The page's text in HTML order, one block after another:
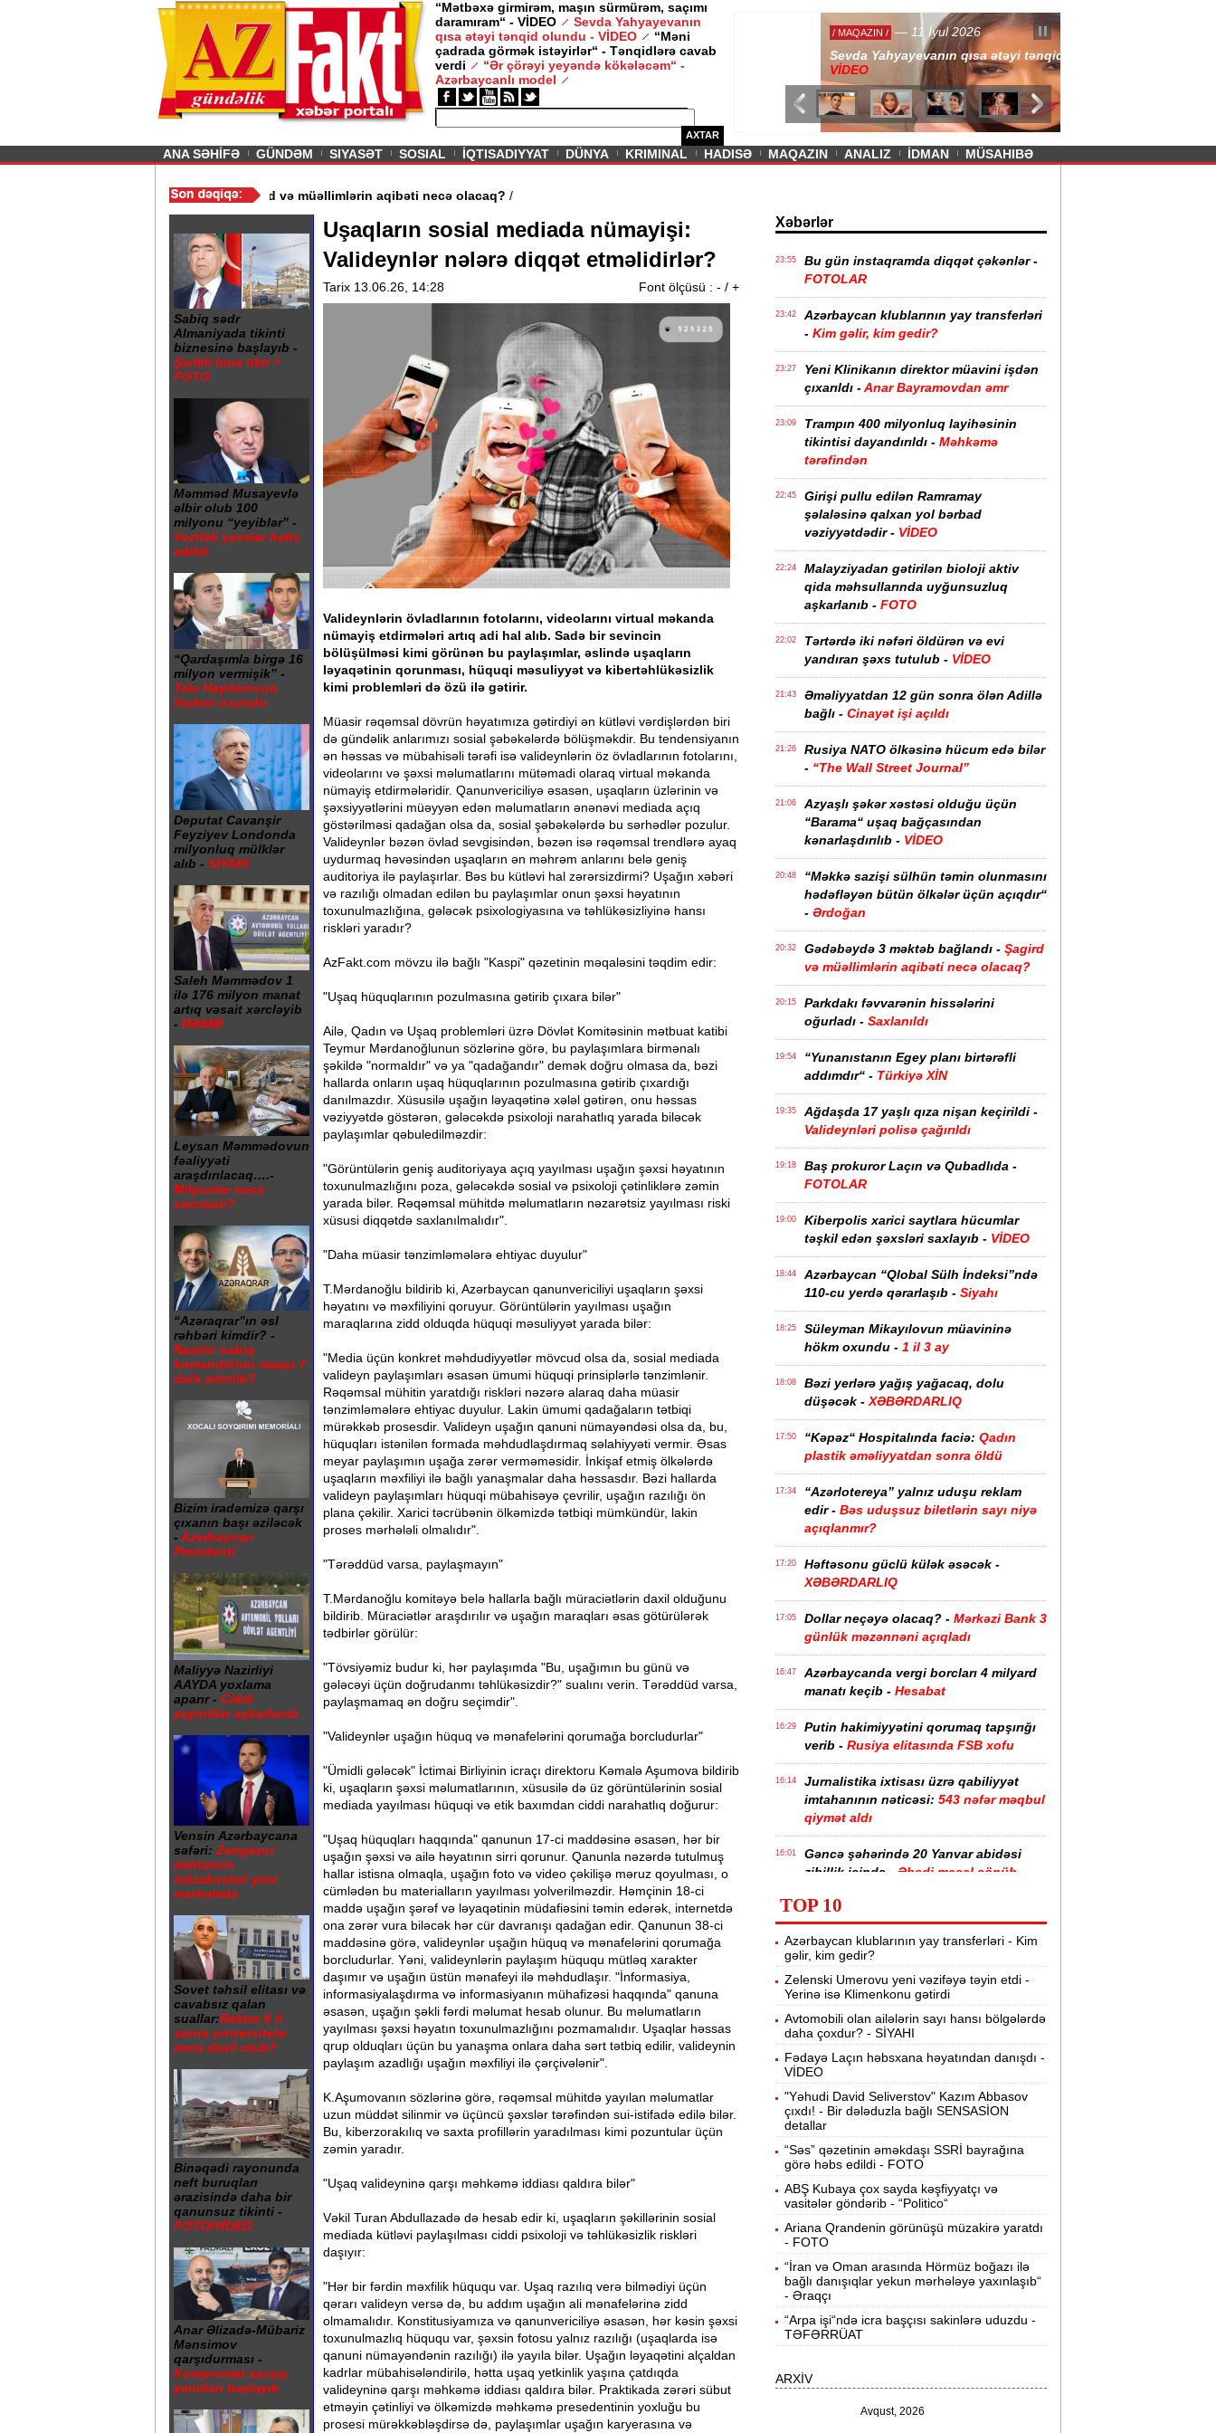
“Mətbəxə girmirəm, maşın sürmürəm, saçımı
daramıram“ - VİDEO
Sevda Yahyayevanın
qısa ətəyi tənqid olundu - VİDEO
“Məni
çadrada görmək istəyirlər“ - Tənqidlərə cavab
verdi
“Ər çörəyi yeyəndə kökələcəm“ -
Azərbaycanlı model
AXTAR
— 11 İyul 2026
Sevda Yahyayevanın qısa ətəyi tənqid olundu -
Previous
ANA SƏHİFƏ GÜNDƏM SIYASƏT SOSIAL İQTISADIYYAT DÜNYA KRIMINAL HADISƏ MAQAZIN ANALIZ İDMAN MÜSAHIBƏ
Gədəbəydə 3 məktəb bağlandı - Şagird və müəllimlərin aqibəti necə olacaq?
Sabiq sədr
Almaniyada tikinti
biznesinə başlayıb -
Şərikli bina tikir +
FOTO
Məmməd Musayevlə
əlbir olub 100
milyonu “yeyiblər” -
Vəzifəli şəxslər həbs
edildi
“Qardaşımla birgə 16
milyon vermişik” -
Tale Heydərovun
ifadəsi oxundu
Deputat Cavanşir
Feyziyev Londonda
milyonluq mülklər
alıb - SİYAHI
Saleh Məmmədov 1
ilə 176 milyon manat
artıq vəsait xərcləyib
- RƏSMİ
Leysan Məmmədovun
fəaliyyəti
araşdırılacaq….-
Milyonlar necə
xərclənir?
“Azəraqrar”ın əsl
rəhbəri kimdir? -
Nazirin sabiq
komandirinin maaşı 7
dəfə artırılıb?
Bizim iradəmizə qarşı
çıxanın başı əziləcək
- Azərbaycan
Prezidenti
Maliyyə Nazirliyi
AAYDA yoxlama
aparır - Ciddi
yeyintilər aşkarlanıb
Vensin Azərbaycana
səfəri: Zəngəzur
dəhlizinin
müzakirələri yeni
mərhələdə
Sovet təhsil elitası və
cavabsız qalan
suallar:Rektor 6 il
sonra universitetə
necə daxil olub?
Binəqədi rayonunda
neft buruqları
ərazisində daha bir
qanunsuz tikinti -
FOTO/VİDEO
Anar Əlizadə-Mübariz
Mənsimov
qarşıdurması -
Kompromat savaşı
yenidən başlayıb
Uşaqların sosial mediada nümayişi:
Valideynlər nələrə diqqət etməlidirlər?
Tarix 13.06.26, 14:28 Font ölçüsü : - / +
Valideynlərin övladlarının fotolarını, videolarını virtual məkanda
nümayiş etdirmələri artıq adi hal alıb. Sadə bir sevincin
bölüşülməsi kimi görünən bu paylaşımlar, əslində uşaqların
ləyaqətinin qorunması, hüquqi məsuliyyət və kibertəhlükəsizlik
kimi problemləri də özü ilə gətirir.
Müasir rəqəmsal dövrün həyatımıza gətirdiyi ən kütləvi vərdişlərdən biri
də gündəlik anlarımızı sosial şəbəkələrdə bölüşməkdir. Bu tendensiyanın
ən həssas və mübahisəli tərəfi isə valideynlərin öz övladlarının fotolarını,
videolarını və şəxsi məlumatlarını mütəmadi olaraq virtual məkanda
nümayiş etdirmələridir. Qanunvericiliyə əsasən, uşaqların üzlərinin və
şəxsiyyətlərini müəyyən edən məlumatların ənənəvi mediada açıq
göstərilməsi qadağan olsa da, sosial şəbəkələrdə bu sərhədlər pozulur.
Valideynlər bəzən övlad sevgisindən, bəzən isə rəqəmsal trendlərə ayaq
uydurmaq həvəsindən uşaqların ən məhrəm anlarını belə geniş
auditoriya ilə paylaşırlar. Bəs bu kütləvi hal zərərsizdirmi? Uşağın xəbəri
və razılığı olmadan edilən bu paylaşımlar onun şəxsi həyatının
toxunulmazlığına, gələcək psixologiyasına və təhlükəsizliyinə hansı
riskləri yaradır?
AzFakt.com mövzu ilə bağlı "Kaspi" qəzetinin məqaləsini təqdim edir:
"Uşaq hüquqlarının pozulmasına gətirib çıxara bilər"
Ailə, Qadın və Uşaq problemləri üzrə Dövlət Komitəsinin mətbuat katibi
Teymur Mərdanoğlunun sözlərinə görə, bu paylaşımlara birmənalı
şəkildə "normaldır" və ya "qadağandır" demək doğru olmasa da, bəzi
hallarda onların uşaq hüquqlarının pozulmasına gətirib çıxardığı
danılmazdır. Xüsusilə uşağın ləyaqətinə xələl gətirən, onu həssas
vəziyyətdə göstərən, gələcəkdə psixoloji narahatlıq yarada biləcək
paylaşımlar qəbuledilməzdir:
"Görüntülərin geniş auditoriyaya açıq yayılması uşağın şəxsi həyatının
toxunulmazlığını poza, gələcəkdə sosial və psixoloji çətinliklərə zəmin
yarada bilər. Rəqəmsal mühitdə məlumatların nəzarətsiz yayılması riski
xüsusi diqqətdə saxlanılmalıdır".
"Daha müasir tənzimləmələrə ehtiyac duyulur"
T.Mərdanoğlu bildirib ki, Azərbaycan qanunvericiliyi uşaqların şəxsi
həyatını və məxfiliyini qoruyur. Görüntülərin yayılması uşağın
maraqlarına zidd olduqda hüquqi məsuliyyət yarada bilər:
"Media üçün konkret məhdudiyyətlər mövcud olsa da, sosial mediada
valideyn paylaşımları əsasən ümumi hüquqi prinsiplərlə tənzimlənir.
Rəqəmsal mühitin yaratdığı riskləri nəzərə alaraq daha müasir
tənzimləmələrə ehtiyac duyulur. Lakin ümumi qadağaların tətbiqi
mürəkkəb prosesdir. Valideyn uşağın qanuni nümayəndəsi olsa da, bu,
hüquqları istənilən formada məhdudlaşdırmaq səlahiyyəti vermir. Əsas
meyar paylaşımın uşağa zərər verməməsidir. İnkişaf etmiş ölkələrdə
uşaqların məxfiliyi ilə bağlı yanaşmalar daha həssasdır. Bəzi hallarda
valideyn paylaşımları hüquqi mübahisəyə çevrilir, uşağın razılığı ön
plana çəkilir. Xarici təcrübənin ölkəmizdə tətbiqi mümkündür, lakin
proses mərhələli olmalıdır".
"Tərəddüd varsa, paylaşmayın"
T.Mərdanoğlu komitəyə belə hallarla bağlı müraciətlərin daxil olduğunu
bildirib. Müraciətlər araşdırılır və uşağın maraqları əsas götürülərək
tədbirlər görülür:
"Tövsiyəmiz budur ki, hər paylaşımda "Bu, uşağımın bu günü və
gələcəyi üçün doğrudanmı təhlükəsizdir?" sualını verin. Tərəddüd varsa,
paylaşmamaq ən doğru seçimdir".
"Valideynlər uşağın hüquq və mənafelərini qorumağa borcludurlar"
"Ümidli gələcək" İctimai Birliyinin icraçı direktoru Kəmalə Aşumova bildirib
ki, uşaqların şəxsi məlumatlarının, xüsusilə də üz görüntülərinin sosial
mediada yayılması hüquqi və etik baxımdan ciddi narahatlıq doğurur:
"Uşaq hüquqları haqqında" qanunun 17-ci maddəsinə əsasən, hər bir
uşağın şəxsi və ailə həyatının sirri qorunur. Qanunla nəzərdə tutulmuş
hallar istisna olmaqla, uşağın foto və video çəkilişə məruz qoyulması, o
cümlədən bu materialların yayılması yolverilməzdir. Həmçinin 18-ci
maddə uşağın şərəf və ləyaqətinin müdafiəsini təmin edərək, internetdə
ona zərər vura biləcək hər cür davranışı qadağan edir. Qanunun 38-ci
maddəsinə görə, valideynlər uşağın hüquq və mənafelərini qorumağa
borcludurlar. Yəni, valideynlərin paylaşım hüququ mütləq xarakter
daşımır və uşağın üstün mənafeyi ilə məhdudlaşır. "İnformasiya,
informasiyalaşdırma və informasiyanın mühafizəsi haqqında" qanuna
əsasən, uşağın şəkli fərdi məlumat hesab olunur. Bu məlumatların
yayılması şəxsi həyatın toxunulmazlığını pozmamalıdır. Uşaqlar həssas
qrup olduqları üçün bu yanaşma onlara daha sərt tətbiq edilir, valideynin
paylaşım azadlığı uşağın məxfiliyi ilə çərçivələnir".
K.Aşumovanın sözlərinə görə, rəqəmsal mühitdə yayılan məlumatlar
uzun müddət silinmir və üçüncü şəxslər tərəfindən sui-istifadə edilə bilər.
Bu, kiberzorakılıq və saxta profillərin yaradılması kimi pozuntular üçün
zəmin yaradır.
"Uşaq valideyninə qarşı məhkəmə iddiası qaldıra bilər"
Vəkil Turan Abdullazadə də hesab edir ki, uşaqların şəkillərinin sosial
mediada kütləvi paylaşılması ciddi psixoloji və təhlükəsizlik riskləri
daşıyır:
"Hər bir fərdin məxfilik hüququ var. Uşaq razılıq verə bilmədiyi üçün
qərarı valideyn versə də, bu addım uşağın ali mənafelərinə zidd
olmamalıdır. Konstitusiyamıza və qanunvericiliyə əsasən, hər kəsin şəxsi
toxunulmazlıq hüququ var, şəxsin fotosu yalnız razılığı (uşaqlarda isə
qanuni nümayəndənin razılığı) ilə yayıla bilər. Uşağın ləyaqətini alçaldan
kadrlar mübahisələndirilə, hətta uşaq yetkinlik yaşına çatdıqda
valideyninə qarşı məhkəmə iddiası qaldıra bilər. Praktikada zərəri sübut
etməyin çətinliyi və ölkəmizdə məhkəmə presedentinin yoxluğu bu
prosesi mürəkkəbləşdirsə də, paylaşımlar uşağın karyerasına və
Xəbərlər
23:55
Bu gün instaqramda diqqət çəkənlər -
FOTOLAR
23:42
Azərbaycan klublarının yay transferləri
- Kim gəlir, kim gedir?
23:27
Yeni Klinikanın direktor müavini işdən
çıxarıldı -Anar Bayramovdan əmr
23:09
Trampın 400 milyonluq layihəsinin
tikintisi dayandırıldı - Məhkəmə
tərəfindən
22:45
Girişi pullu edilən Ramramay
şəlaləsinə qalxan yol bərbad
vəziyyətdədir - VİDEO
22:24
Malayziyadan gətirilən bioloji aktiv
qida məhsullarında uyğunsuzluq
aşkarlanıb - FOTO
22:02
Tərtərdə iki nəfəri öldürən və evi
yandıran şəxs tutulub - VİDEO
21:43
Əməliyyatdan 12 gün sonra ölən Adillə
bağlı - Cinayət işi açıldı
21:26
Rusiya NATO ölkəsinə hücum edə bilər
- “The Wall Street Journal”
21:06
Azyaşlı şəkər xəstəsi olduğu üçün
“Barama“ uşaq bağçasından
kənarlaşdırılıb - VİDEO
20:48
“Məkkə sazişi sülhün təmin olunmasını
hədəfləyən bütün ölkələr üçün açıqdır“
- Ərdoğan
20:32 Gədəbəydə 3 məktəb bağlandı - Şagird
və müəllimlərin aqibəti necə olacaq?
20:15
Parkdakı fəvvarənin hissələrini
oğurladı - Saxlanıldı
19:54
“Yunanıstanın Egey planı birtərəfli
addımdır“ - Türkiyə XİN
19:35
Ağdaşda 17 yaşlı qıza nişan keçirildi -
Valideynləri polisə çağırıldı
19:18
Baş prokuror Laçın və Qubadlıda -
FOTOLAR
19:00
Kiberpolis xarici saytlara hücumlar
təşkil edən şəxsləri saxlayıb - VİDEO
18:44
Azərbaycan “Qlobal Sülh İndeksi”ndə
110-cu yerdə qərarlaşıb - Siyahı
18:25
Süleyman Mikayılovun müavininə
hökm oxundu - 1 il 3 ay
18:08
Bəzi yerlərə yağış yağacaq, dolu
düşəcək - XƏBƏRDARLIQ
17:50 “Kəpəz“ Hospitalında faciə: Qadın
plastik əməliyyatdan sonra öldü
17:34
“Azərlotereya” yalnız uduşu reklam
edir - Bəs uduşsuz biletlərin sayı niyə
açıqlanmır?
17:20
Həftəsonu güclü külək əsəcək -
XƏBƏRDARLIQ
17:05 Dollar neçəyə olacaq? - Mərkəzi Bank 3
günlük məzənnəni açıqladı
16:47
Azərbaycanda vergi borcları 4 milyard
manatı keçib - Hesabat
16:29
Putin hakimiyyətini qorumaq tapşırığı
verib - Rusiya elitasında FSB xofu
16:14
Jurnalistika ixtisası üzrə qabiliyyət
imtahanının nəticəsi: 543 nəfər məqbul
qiymət aldı
16:01
Gəncə şəhərində 20 Yanvar abidəsi
zibillik içində - Əbədi məşəl sönüb
15:45
Pakistan, Səudiyyə Ərəbistanı və
Türkiyə saziş imzalayıb -Birgə müdafiə
haqqında
15:28
“Tarqovı”dakı yanğın məhdudlaşdırıldı
-VİDEOLAR
15:13
Velosipedlər Azərbaycana hansı
ölkələrdən və neçəyə gətirilib -
Pərvin Abıyeva son görünüşü diqqət
çəkdi -
14:43
Bakıda 70 min manatlıq naqil
oğurlayan şəxs tutuldu -VİDEO
14:26
Samir Şərifova yeni vəzifə verildi -
Prezident Sərəncam imzaladı
14:11 Tovuzda qadın qətlə yetirildi -Şübhəli
qardaşı oğludur
13:56 39 dərəcə isti olacaq -Sabaha olan
hava proqnozu
13:40
Prezident bu səfirlərin yerini dəyişdi -
TOP 10
Azərbaycan klublarının yay transferləri - Kim
gəlir, kim gedir?
Zelenski Umerovu yeni vəzifəyə təyin etdi -
Yerinə isə Klimenkonu gətirdi
Avtomobili olan ailələrin sayı hansı bölgələrdə
daha çoxdur? - SİYAHI
Fədayə Laçın həbsxana həyatından danışdı -
VİDEO
"Yəhudi David Seliverstov" Kazım Abbasov
çıxdı! - Bir dələduzla bağlı SENSASİON
detallar
“Səs” qəzetinin əməkdaşı SSRİ bayrağına
görə həbs edildi - FOTO
ABŞ Kubaya çox sayda kəşfiyyatçı və
vasitələr göndərib - “Politico“
Ariana Qrandenin görünüşü müzakirə yaratdı
- FOTO
“İran və Oman arasında Hörmüz boğazı ilə
bağlı danışıqlar yekun mərhələyə yaxınlaşıb“
- Əraqçı
“Arpa işi“ndə icra başçısı sakinlərə uduzdu -
TƏFƏRRÜAT
ARXİV
Avqust, 2026